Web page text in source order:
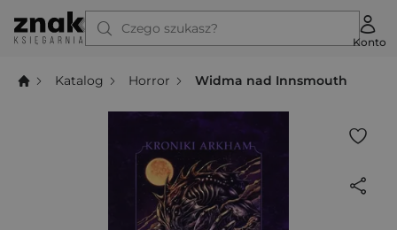
Czego szukasz?
Konto
Katalog Horror Widma nad Innsmouth